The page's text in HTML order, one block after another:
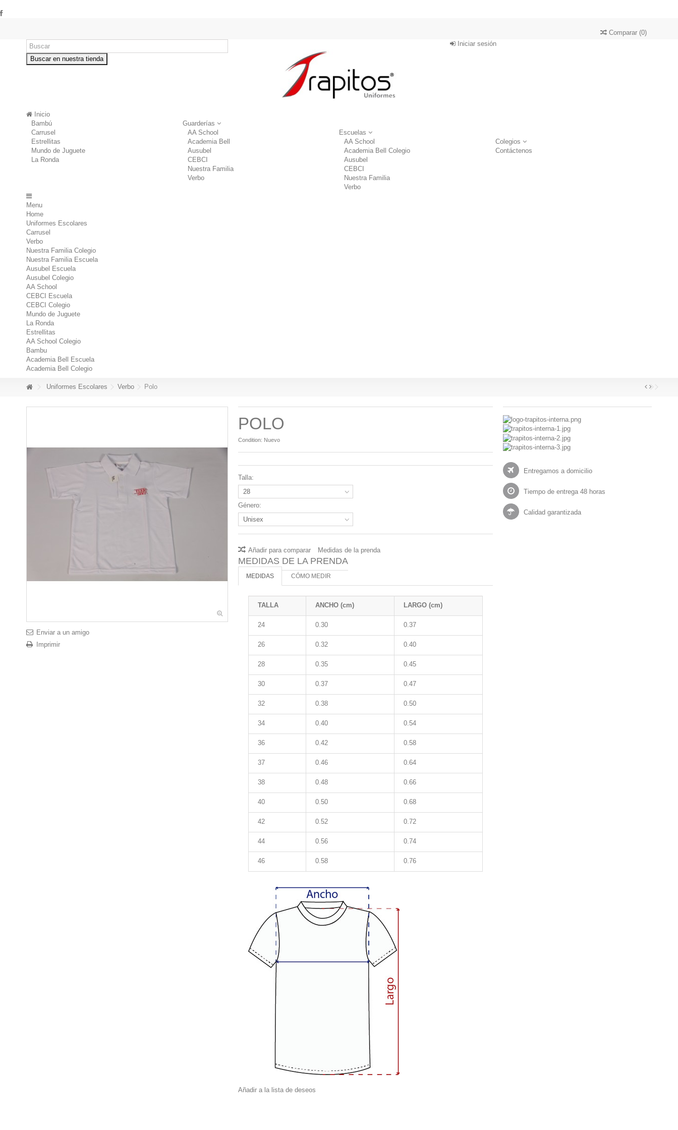
Comparar (0)
Buscar en nuestra tienda
Iniciar sesión
Inicio
Guarderías
Bambú
Carrusel
Estrellitas
Mundo de Juguete
La Ronda
Escuelas
AA School
Academia Bell
Ausubel
CEBCI
Nuestra Familia
Verbo
Colegios
AA School
Academia Bell Colegio
Ausubel
CEBCI
Nuestra Familia
Verbo
Contáctenos
Menu
Home
Uniformes Escolares
Carrusel
Verbo
Nuestra Familia Colegio
Nuestra Familia Escuela
Ausubel Escuela
Ausubel Colegio
AA School
CEBCI Escuela
CEBCI Colegio
Mundo de Juguete
La Ronda
Estrellitas
AA School Colegio
Bambu
Academia Bell Escuela
Academia Bell Colegio
Uniformes Escolares Verbo Polo
Enviar a un amigo
Imprimir
POLO
Condition: Nuevo
Talla:
28
Género:
Unisex
Añadir para comparar Medidas de la prenda
MEDIDAS DE LA PRENDA
MEDIDAS CÓMO MEDIR
TALLA ANCHO (cm) LARGO (cm)
24 0.30 0.37
26 0.32 0.40
28 0.35 0.45
30 0.37 0.47
32 0.38 0.50
34 0.40 0.54
36 0.42 0.58
37 0.46 0.64
38 0.48 0.66
40 0.50 0.68
42 0.52 0.72
44 0.56 0.74
46 0.58 0.76
Añadir a la lista de deseos
Entregamos a domicilio
Tiempo de entrega 48 horas
Calidad garantizada